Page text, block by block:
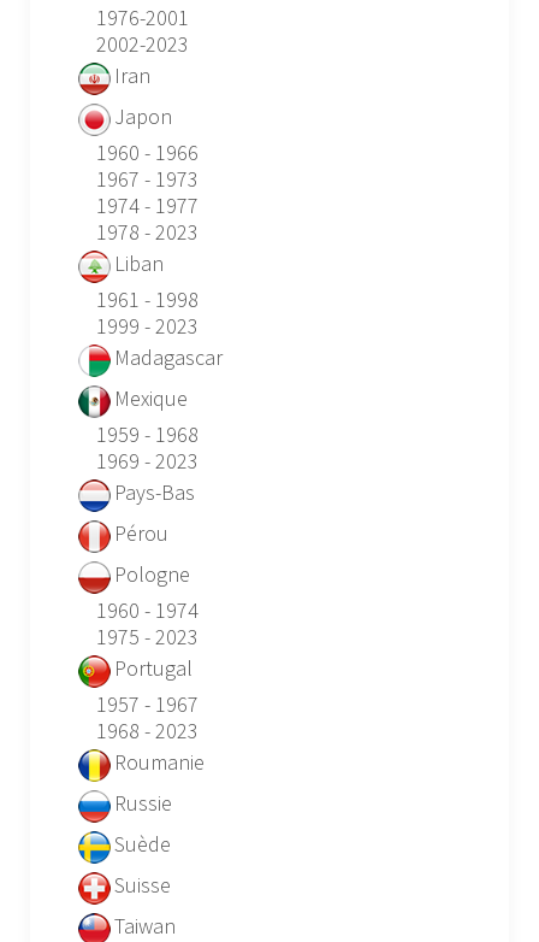
1976-2001
2002-2023
Iran
Japon
1960 - 1966
1967 - 1973
1974 - 1977
1978 - 2023
Liban
1961 - 1998
1999 - 2023
Madagascar
Mexique
1959 - 1968
1969 - 2023
Pays-Bas
Pérou
Pologne
1960 - 1974
1975 - 2023
Portugal
1957 - 1967
1968 - 2023
Roumanie
Russie
Suède
Suisse
Taiwan